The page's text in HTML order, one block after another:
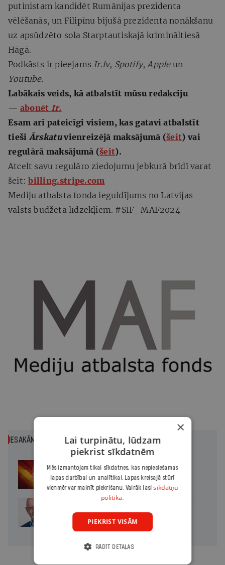
putinistam kandidēt Rumānijas prezidenta
vēlēšanās, un Filipīnu bijušā prezidenta nonākšanu
uz apsūdzēto sola Starptautiskajā krimināltiesā
Hāgā.
Podkāsts ir pieejams Ir.lv, Spotify, Appleun
Youtube.
Labākais veids, kā atbalstīt mūsu redakciju
— abonēt Ir.
Esam arī pateicīgi visiem, kas gatavi atbalstīt
tieši Ārskatuvienreizējā maksājumā (šeit) vai
regulārā maksājumā (šeit).
Atcelt savu regulāro ziedojumu jebkurā brīdī varat
šeit:billing.stripe.com
Mediju atbalsta fonda ieguldījums no Latvijas
valsts budžeta līdzekļiem. #SIF_MAF2024
IESAKĀM
Ārskatā: Haoss ap Seutu
Divas koalīcijas
×
Lai turpinātu, lūdzam
piekrist sīkdatnēm
Mēs izmantojam tikai sīkdatnes, kas nepieciešamas
lapas darbībai un analītikai. Lapas kreisajā stūrī
vienmēr var mainīt piekrišanu. Vairāk lasisīkdatņu
politikā.
PIEKRIST VISĀM
RĀDĪT DETAĻAS